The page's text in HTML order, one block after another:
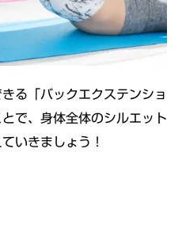
る「バックエクステンショ
で、身体全体のシルエット
いきましょう！